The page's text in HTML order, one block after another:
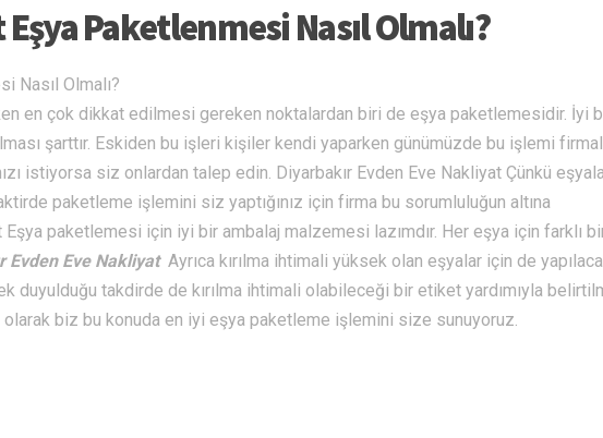
Paketlenmesi Nasıl Olmalı?
Nasıl Olmalı?
en çok dikkat edilmesi gereken noktalardan biri de eşya paketlemesidir. İyi
şarttır. Eskiden bu işleri kişiler kendi yaparken günümüzde bu işlemi
istiyorsa siz onlardan talep edin. Diyarbakır Evden Eve Nakliyat Çünkü
paketleme işlemini siz yaptığınız için firma bu sorumluluğun altına
paketlemesi için iyi bir ambalaj malzemesi lazımdır. Her eşya için farklı
Evden Eve Nakliyat Ayrıca kırılma ihtimali yüksek olan eşyalar için de
duyulduğu takdirde de kırılma ihtimali olabileceği bir etiket yardımıyla
olarak biz bu konuda en iyi eşya paketleme işlemini size sunuyoruz.